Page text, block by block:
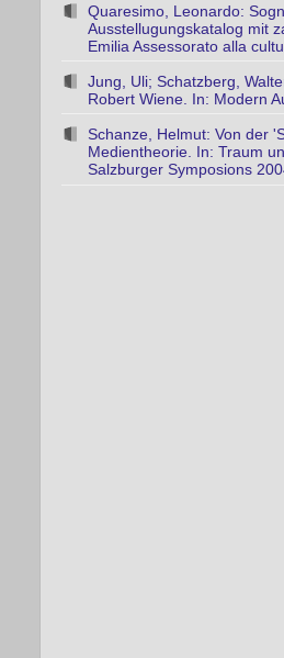
Quaresimo, Leonardo:
Ausstellugungskatalog mit
Emilia Assessorato alla
Jung, Uli; Schatzberg,
Robert Wiene. In: Modern
Schanze, Helmut: Von der
Medientheorie. In: Traum
Salzburger Symposions